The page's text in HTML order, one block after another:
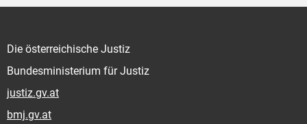
Die österreichische Justiz
Bundesministerium für Justiz
justiz.gv.at
bmj.gv.at